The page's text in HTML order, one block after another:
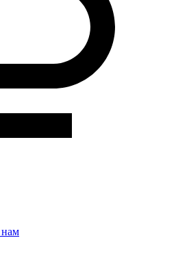
нам